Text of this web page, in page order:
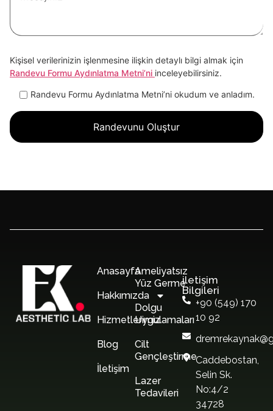
Kişisel verilerinizin işlenmesine ilişkin detaylı bilgi almak için
Randevu Formu Aydınlatma Metni’ni inceleyebilirsiniz.
Randevu Formu Aydınlatma Metni’ni okudum ve anladım.
Anasayfa
Hakkımızda
Hizmetlerimiz
Blog
İletişim
Ameliyatsız
Yüz Germe
Dolgu
Uygulamaları
Cilt
Gençleştirme
Lazer
Tedavileri
iletişim
Bilgileri
+90 (549) 170
10 92
Caddebostan,
Selin Sk.
No:4/2
34728